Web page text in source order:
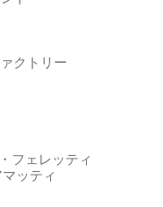
クトリー
フェレッティ
ッティ